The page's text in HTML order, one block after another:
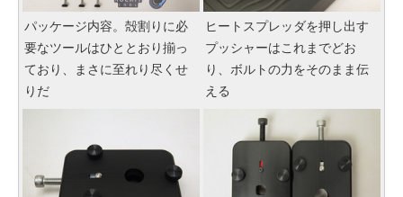
パッケージ内容。殻割りに必
要なツールはひととおり揃っ
ており、まさに至れり尽くせ
りだ
ヒートスプレッダを押し出す
プッシャーはこれまでどお
り、ボルトの力をそのまま伝
える